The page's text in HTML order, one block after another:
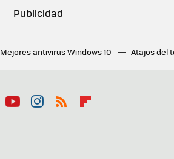
Mejores antivirus Windows 10 Atajos del